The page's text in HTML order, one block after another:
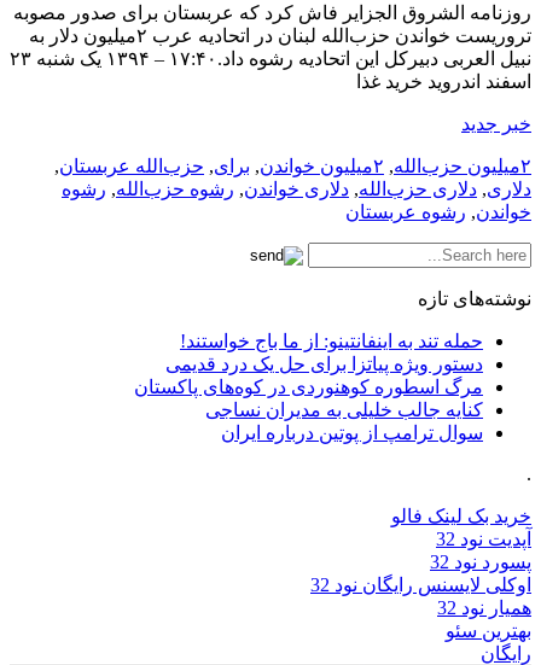
روزنامه الشروق الجزایر فاش کرد که عربستان برای صدور مصوبه
تروریست خواندن حزب‌الله لبنان در اتحادیه عرب ۲میلیون دلار به
نبیل العربی دبیرکل این اتحادیه رشوه داد.۱۷:۴۰ – ۱۳۹۴ یک شنبه ۲۳
اسفند اندروید خرید غذا
خبر جدید
۲میلیون حزب‌الله , ۲میلیون خواندن , برای, حزب‌الله عربستان,
دلاری, دلاری حزب‌الله, دلاری خواندن, رشوه حزب‌الله, رشوه
خواندن, رشوه عربستان
نوشته‌های تازه
حمله تند به اینفانتینو: از ما باج خواستند!
دستور ویژه پیاتزا برای حل یک درد قدیمی
مرگ اسطوره کوهنوردی در کوه‌های پاکستان
کنایه جالب خلیلی به مدیران نساجی
سوال ترامپ از پوتین درباره ایران
.
خرید بک لینک فالو
آپدیت نود 32
پسورد نود 32
اوکلی لایسنس رایگان نود 32
همیار نود 32
بهترین سئو
رایگان